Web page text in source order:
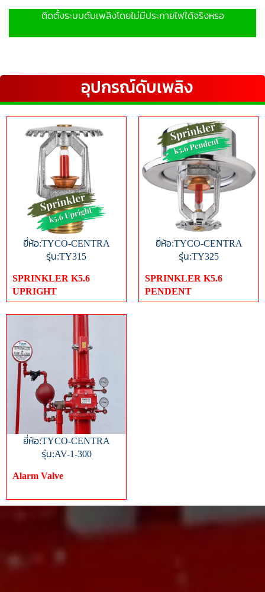
ติดตั้งระบบดับเพลิงโดยไม่มีประกายไฟได้จริงหรอ
อุปกรณ์ดับเพลิง
ยี่ห้อ:TYCO-CENTRA
รุ่น:TY315
SPRINKLER K5.6
UPRIGHT
ยี่ห้อ:TYCO-CENTRA
รุ่น:TY325
SPRINKLER K5.6
PENDENT
ยี่ห้อ:TYCO-CENTRA
รุ่น:AV-1-300
Alarm Valve